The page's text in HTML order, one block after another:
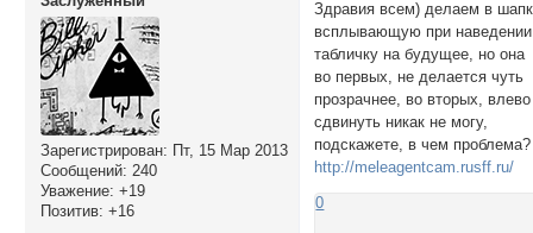
Зарегистрирован: Пт, 15 Мар 2013
Сообщений: 240
Уважение: +19
Позитив: +16
Здравия всем) делаем в
всплывающую при наведении
табличку на будущее, но она
во первых, не делается чуть
прозрачнее, во вторых, влево
сдвинуть никак не могу,
подскажете, в чем проблема?
http://meleagentcam.rusff.ru/
0